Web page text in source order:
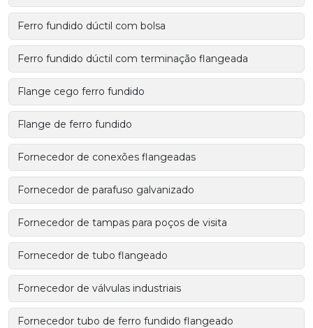
Ferro fundido dúctil com bolsa
Ferro fundido dúctil com terminação flangeada
Flange cego ferro fundido
Flange de ferro fundido
Fornecedor de conexões flangeadas
Fornecedor de parafuso galvanizado
Fornecedor de tampas para poços de visita
Fornecedor de tubo flangeado
Fornecedor de válvulas industriais
Fornecedor tubo de ferro fundido flangeado